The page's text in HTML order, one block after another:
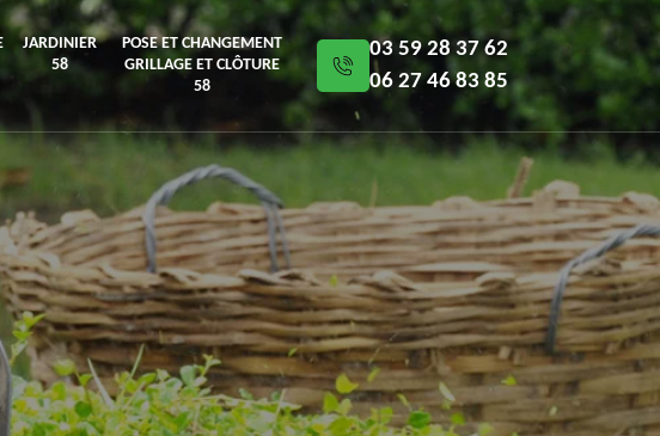
JARDINIER
58
POSE ET CHANGEMENT
GRILLAGE ET CLÔTURE
58
03 59 28 37 62
06 27 46 83 85